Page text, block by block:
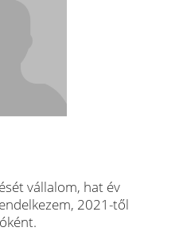
vállalom, hat év
2021-től